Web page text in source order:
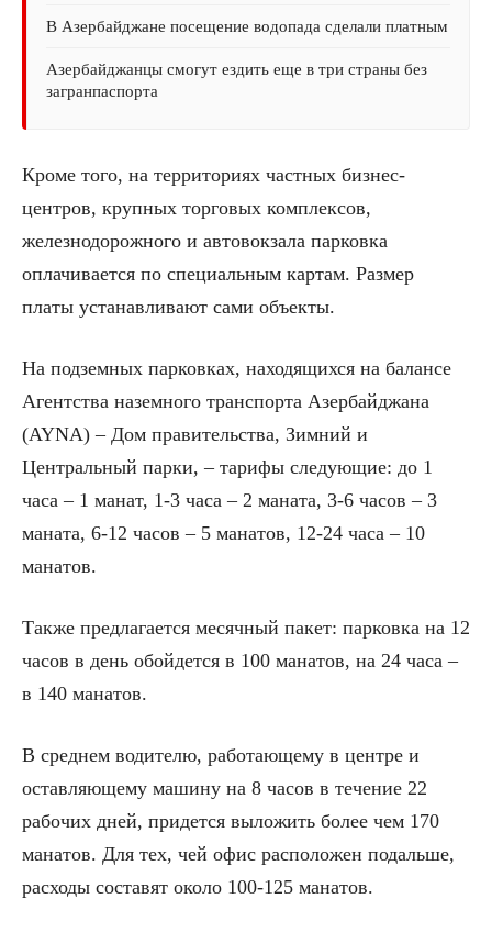
В Азербайджане посещение водопада сделали платным
Азербайджанцы смогут ездить еще в три страны без
загранпаспорта
Кроме того, на территориях частных бизнес-
центров, крупных торговых комплексов,
железнодорожного и автовокзала парковка
оплачивается по специальным картам. Размер
платы устанавливают сами объекты.
На подземных парковках, находящихся на балансе
Агентства наземного транспорта Азербайджана
(AYNA) – Дом правительства, Зимний и
Центральный парки, – тарифы следующие: до 1
часа – 1 манат, 1-3 часа – 2 маната, 3-6 часов – 3
маната, 6-12 часов – 5 манатов, 12-24 часа – 10
манатов.
Также предлагается месячный пакет: парковка на 12
часов в день обойдется в 100 манатов, на 24 часа –
в 140 манатов.
В среднем водителю, работающему в центре и
оставляющему машину на 8 часов в течение 22
рабочих дней, придется выложить более чем 170
манатов. Для тех, чей офис расположен подальше,
расходы составят около 100-125 манатов.